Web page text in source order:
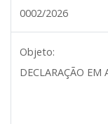
0002/2026
Objeto:
DECLARAÇÃO EM